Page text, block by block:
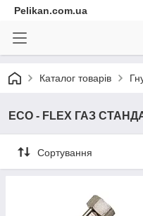
Pelikan.com.ua
Каталог товарів
ECO - FLEX ГАЗ
Сортування